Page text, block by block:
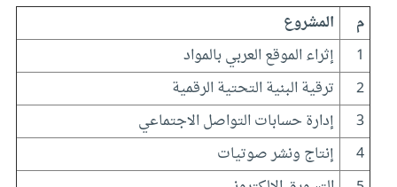
م
المشروع
1
إثراء الموقع العربي بالمواد
2
ترقية البنية التحتية الرقمية
3
إدارة حسابات التواصل الاجتماعي
4
إنتاج ونشر صوتيات